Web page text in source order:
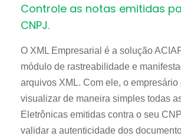
Controle as notas emitidas
CNPJ.
O XML Empresarial é a solução
módulo de rastreabilidade e
arquivos XML. Com ele, o empresário
visualizar de maneira simples todas
Eletrônicas emitidas contra o seu
validar a autenticidade dos